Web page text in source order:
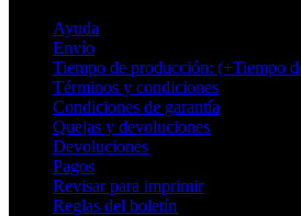
Ayuda
Envío
Tiempo de producción: (+Tiempo
Términos y condiciones
Condiciones de garantía
Quejas y devoluciones
Devoluciones
Pagos
Revisar para imprimir
Reglas del boletín